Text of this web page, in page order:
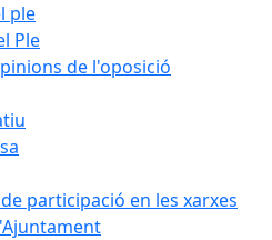
ple
Ple
de l'oposició
participació en les xarxes